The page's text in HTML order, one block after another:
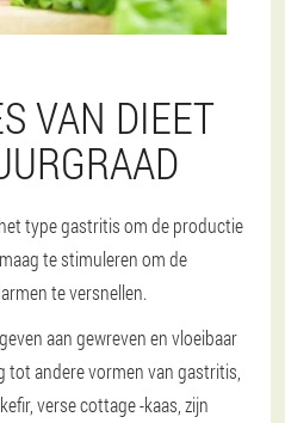
VAN DIEET
type gastritis om de productie
te stimuleren om de
te versnellen.
aan gewreven en vloeibaar
tot andere vormen van gastritis,
verse cottage -kaas, zijn